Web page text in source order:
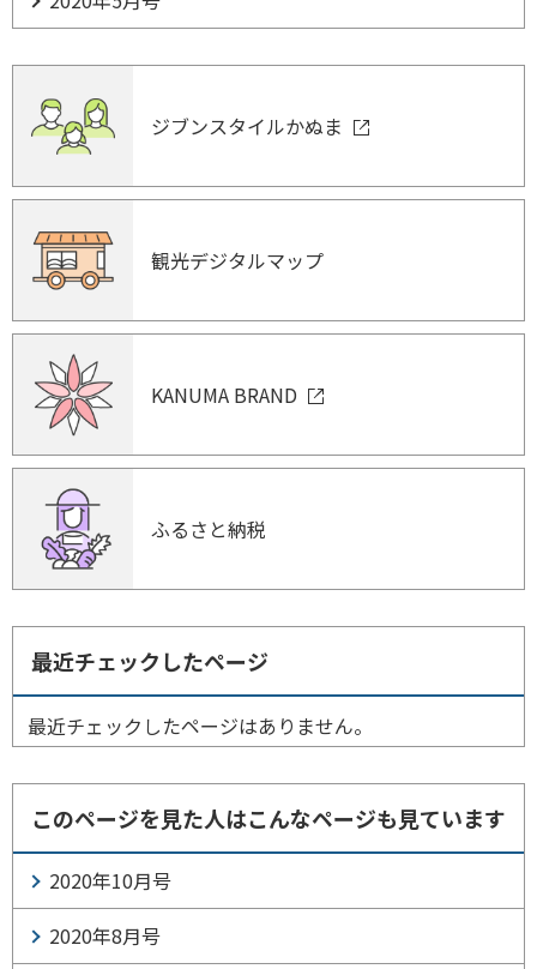
ジブンスタイルかぬま
観光デジタルマップ
KANUMA BRAND
ふるさと納税
最近チェックしたページ
最近チェックしたページはありません。
このページを見た人はこんなページも見ています
2020年10月号
2020年8月号